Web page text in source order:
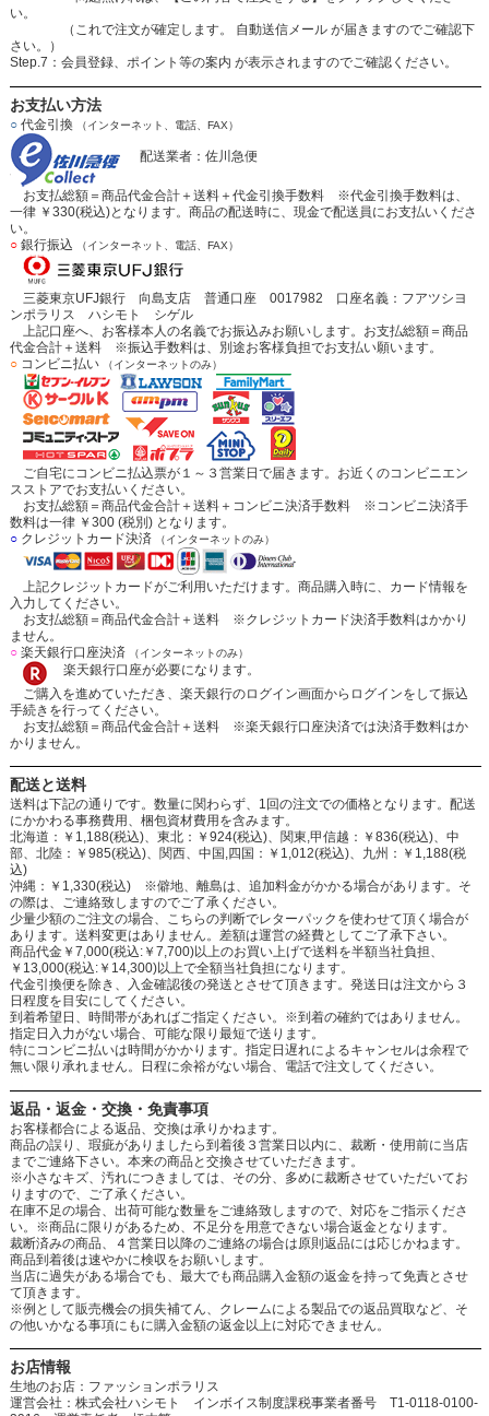
い。
（これで注文が確定します。 自動送信メール が届きますのでご確認下
さい。）
Step.7：会員登録、ポイント等の案内 が表示されますのでご確認ください。
お支払い方法
○代金引換 （インターネット、電話、FAX）
配送業者：佐川急便
お支払総額＝商品代金合計＋送料＋代金引換手数料 ※代金引換手数料は、
一律 ￥330(税込)となります。商品の配送時に、現金で配送員にお支払いくださ
い。
○銀行振込 （インターネット、電話、FAX）
三菱東京UFJ銀行 向島支店 普通口座 0017982 口座名義：フアツシヨ
ンポラリス ハシモト シゲル
上記口座へ、お客様本人の名義でお振込みお願いします。お支払総額＝商品
代金合計＋送料 ※振込手数料は、別途お客様負担でお支払い願います。
○コンビニ払い （インターネットのみ）
ご自宅にコンビニ払込票が１～３営業日で届きます。お近くのコンビニエン
スストアでお支払いください。
お支払総額＝商品代金合計＋送料＋コンビニ決済手数料 ※コンビニ決済手
数料は一律 ￥300 (税別) となります。
○クレジットカード決済 （インターネットのみ）
上記クレジットカードがご利用いただけます。商品購入時に、カード情報を
入力してください。
お支払総額＝商品代金合計＋送料 ※クレジットカード決済手数料はかかり
ません。
○楽天銀行口座決済 （インターネットのみ）
楽天銀行口座が必要になります。
ご購入を進めていただき、楽天銀行のログイン画面からログインをして振込
手続きを行ってください。
お支払総額＝商品代金合計＋送料 ※楽天銀行口座決済では決済手数料はか
かりません。
配送と送料
送料は下記の通りです。数量に関わらず、1回の注文での価格となります。配送
にかかわる事務費用、梱包資材費用を含みます。
北海道：￥1,188(税込)、東北：￥924(税込)、関東,甲信越：￥836(税込)、中
部、北陸：￥985(税込)、関西、中国,四国：￥1,012(税込)、九州：￥1,188(税
込)
沖縄：￥1,330(税込) ※僻地、離島は、追加料金がかかる場合があります。そ
の際は、ご連絡致しますのでご了承ください。
少量少額のご注文の場合、こちらの判断でレターパックを使わせて頂く場合が
あります。送料変更はありません。差額は運営の経費としてご了承下さい。
商品代金￥7,000(税込:￥7,700)以上のお買い上げで送料を半額当社負担、
￥13,000(税込:￥14,300)以上で全額当社負担になります。
代金引換便を除き、入金確認後の発送とさせて頂きます。発送日は注文から３
日程度を目安にしてください。
到着希望日、時間帯があればご指定ください。※到着の確約ではありません。
指定日入力がない場合、可能な限り最短で送ります。
特にコンビニ払いは時間がかかります。指定日遅れによるキャンセルは余程で
無い限り承れません。日程に余裕がない場合、電話で注文してください。
返品・返金・交換・免責事項
お客様都合による返品、交換は承りかねます。
商品の誤り、瑕疵がありましたら到着後３営業日以内に、裁断・使用前に当店
までご連絡下さい。本来の商品と交換させていただきます。
※小さなキズ、汚れにつきましては、その分、多めに裁断させていただいてお
りますので、ご了承ください。
在庫不足の場合、出荷可能な数量をご連絡致しますので、対応をご指示くださ
い。※商品に限りがあるため、不足分を用意できない場合返金となります。
裁断済みの商品、４営業日以降のご連絡の場合は原則返品には応じかねます。
商品到着後は速やかに検収をお願いします。
当店に過失がある場合でも、最大でも商品購入金額の返金を持って免責とさせ
て頂きます。
※例として販売機会の損失補てん、クレームによる製品での返品買取など、そ
の他いかなる事項にもに購入金額の返金以上に対応できません。
お店情報
生地のお店：ファッションポラリス
運営会社：株式会社ハシモト インボイス制度課税事業者番号 T1-0118-0100-